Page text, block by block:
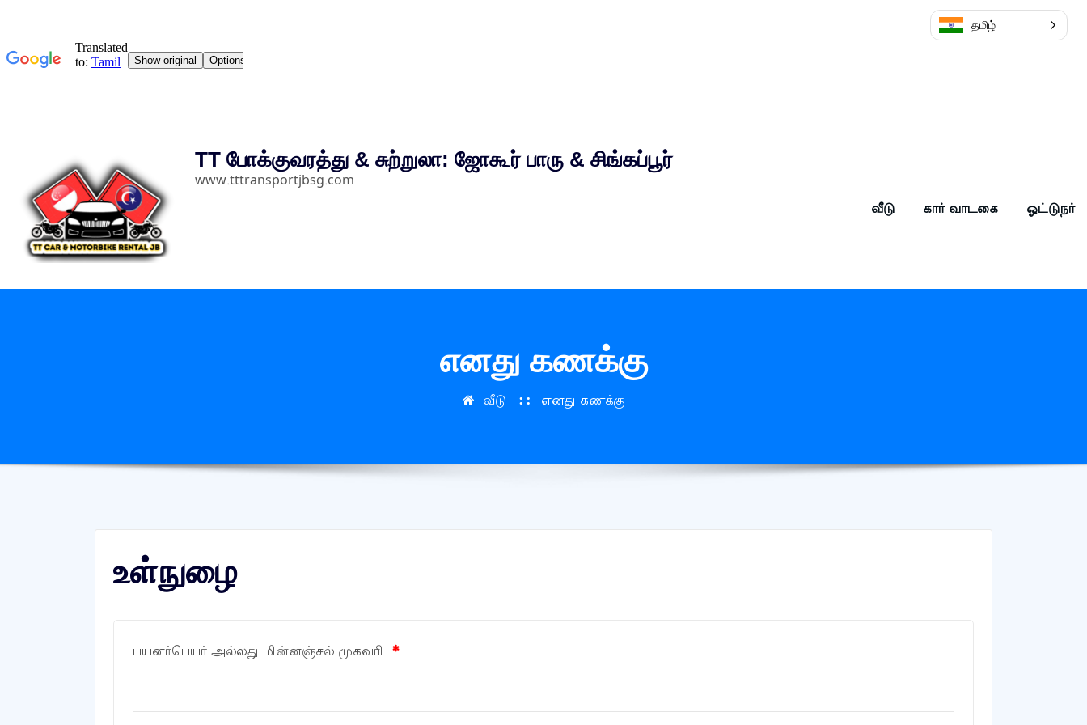
TT போக்குவரத்து & சுற்றுலா: ஜோகூர் பாரு & சிங்கப்பூர்
www.tttransportjbsg.com
வீடு
கார் வாடகை ஓட்டுநர்
எனது கணக்கு
வீடு எனது கணக்கு
உள்நுழை
பயனர்பெயர் அல்லது மின்னஞ்சல் முகவரி *
தமிழ்